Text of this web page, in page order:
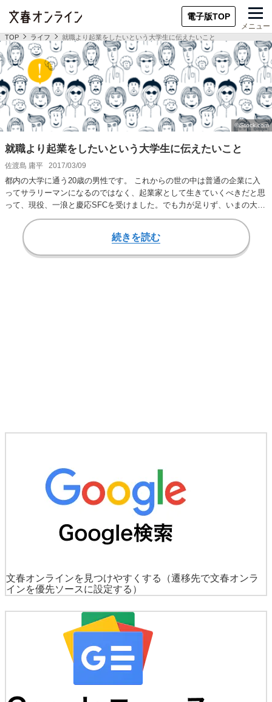
電子版TOP
メニュー
TOP ライフ 就職より起業をしたいという大学生に伝えたいこと
就職より起業をしたいという大学生に伝えたいこと
佐渡島 庸平 2017/03/09
都内の大学に通う20歳の男性です。 これからの世の中は普通の企業に入
ってサラリーマンになるのではなく、起業家として生きていくべきだと思
って、現役、一浪と慶応SFCを受けました。でも力が足りず、いまの大学
に入り、現在…
続きを読む
文春オンラインを見つけやすくする
（遷移先で文春オンラ
インを優先ソースに設定する）